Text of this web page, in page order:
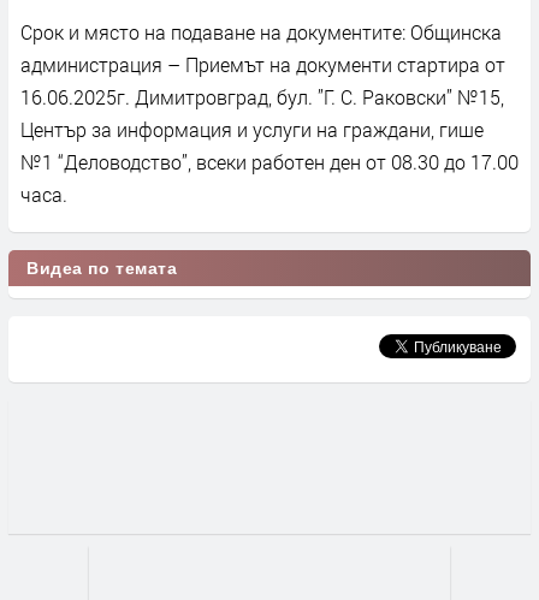
Срок и място на подаване на документите: Общинска
администрация – Приемът на документи стартира от
16.06.2025г. Димитровград, бул. ”Г. С. Раковски” №15,
Център за информация и услуги на граждани, гише
№1 “Деловодство”, всеки работен ден от 08.30 до 17.00
часа.
Видеа по темата